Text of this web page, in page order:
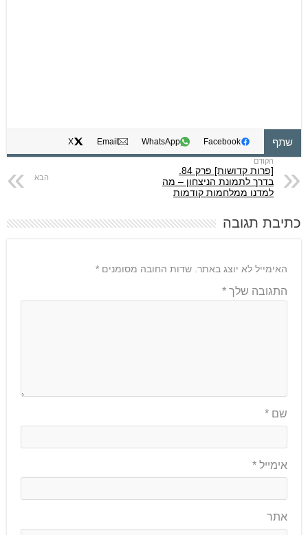
שתף Facebook
WhatsApp
Email
X
[פרות קדושות] פרק 84.
בדרך לתמונת הניצחון – מה
למדנו ממלחמות קודמות
כתיבת תגובה
האימייל לא יוצג באתר. שדות החובה מסומנים *
התגובה שלך *
שם *
אימייל *
אתר